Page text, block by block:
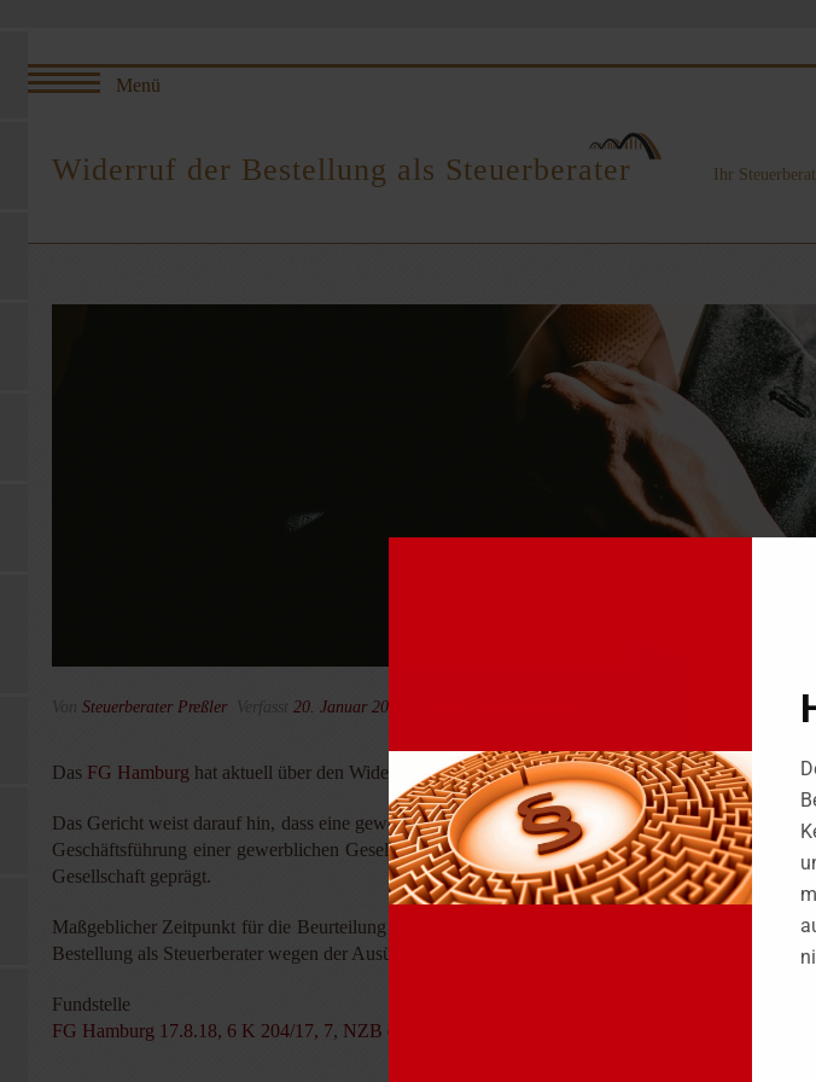
Widerruf der Bestellung als Steuerberater Ihr
Von Steuerberater Preßler Verfasst 20. Januar 2019
Das FG Hamburg hat aktuell über den Widerruf der Bestellung als Steuerberater wegen der
Das Gericht weist darauf hin, dass eine gewerbliche Tätigkeit i. S. des § 46 Abs. 2 Nr. 1 StBerG
,
Geschäftsführung einer gewerblichen Gesellschaft zu sehen ist. Denn das organschaftliche
Gesellschaft geprägt.
Maßgeblicher Zeitpunkt für die Beurteilung ist der Zeitpunkt der mündlichen Verhandlung. Hat
Bestellung als Steuerberater wegen der Ausübung einer gewerblichen Tätigkeit rechtmäßig.
Fundstelle
FG Hamburg 17.8.18, 6 K 204/17, 7, NZB eingelegt, BFH VII B 164/18